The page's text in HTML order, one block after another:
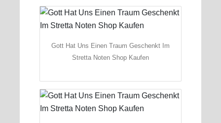
Gott Hat Uns Einen Traum Geschenkt Im
Stretta Noten Shop Kaufen